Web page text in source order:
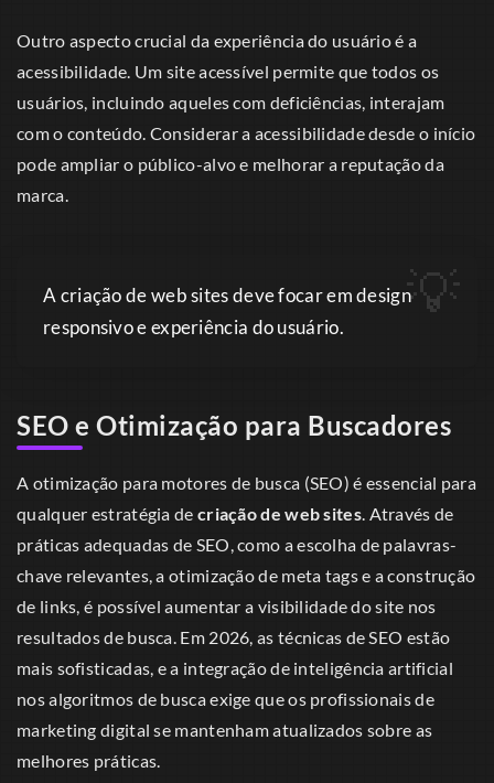
Outro aspecto crucial da experiência do usuário é a
acessibilidade. Um site acessível permite que todos os
usuários, incluindo aqueles com deficiências, interajam
com o conteúdo. Considerar a acessibilidade desde o início
pode ampliar o público-alvo e melhorar a reputação da
marca.
A criação de web sites deve focar em design
responsivo e experiência do usuário.
SEO e Otimização para Buscadores
A otimização para motores de busca (SEO) é essencial para
qualquer estratégia de criação de web sites. Através de
práticas adequadas de SEO, como a escolha de palavras-
chave relevantes, a otimização de meta tags e a construção
de links, é possível aumentar a visibilidade do site nos
resultados de busca. Em 2026, as técnicas de SEO estão
mais sofisticadas, e a integração de inteligência artificial
nos algoritmos de busca exige que os profissionais de
marketing digital se mantenham atualizados sobre as
melhores práticas.